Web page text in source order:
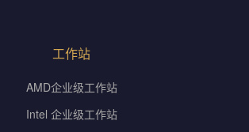
工作站
AMD企业级工作站
Intel 企业级工作站